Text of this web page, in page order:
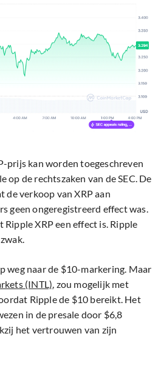
prijs kan worden toegeschreven
op de rechtszaken van de SEC. De
de verkoop van XRP aan
geen ongeregistreerd effect was.
Ripple XRP een effect is. Ripple
weg naar de $10-markering. Maar
(INTL), zou mogelijk met
Ripple de $10 bereikt. Het
in de presale door $6,8
het vertrouwen van zijn